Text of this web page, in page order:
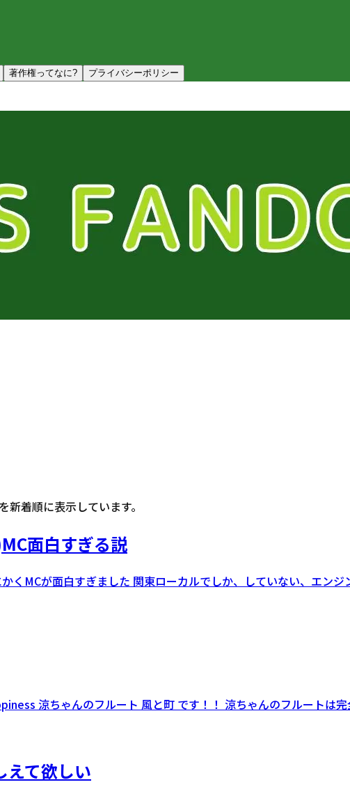
著作権ってなに? プライバシーポリシー
着順に表示しています。
面白すぎる説
くMCが面白すぎました 関東ローカルでしか、していない、エンジ
涼ちゃんのフルート 風と町 です！！ 涼ちゃんのフルートは完
えて欲しい